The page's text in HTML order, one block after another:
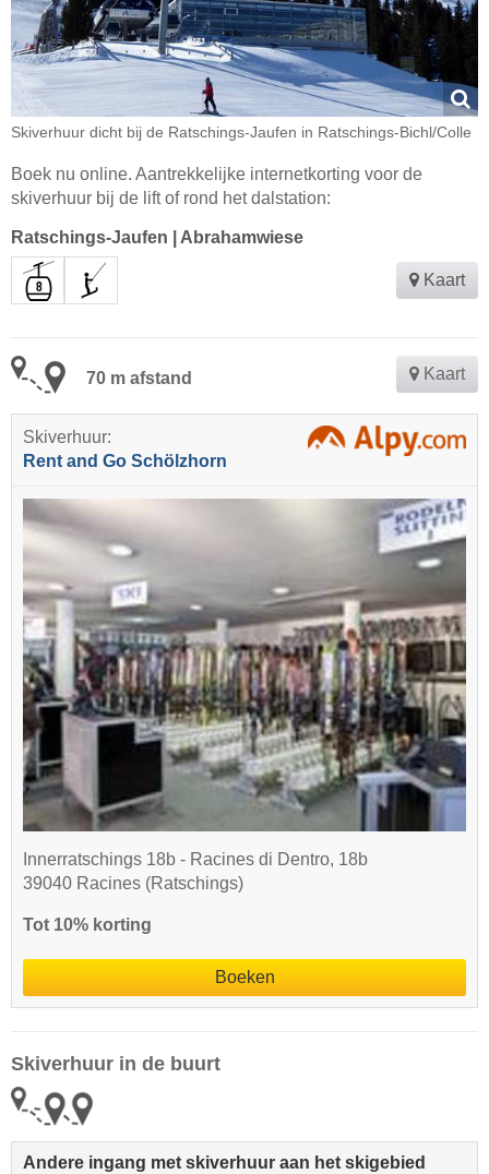
Skiverhuur dicht bij de Ratschings-Jaufen in Ratschings-Bichl/Colle
Boek nu online. Aantrekkelijke internetkorting voor de
skiverhuur bij de lift of rond het dalstation:
Ratschings-Jaufen Abrahamwiese
Kaart
70 m afstand Kaart
Skiverhuur:
Rent and Go Schölzhorn
Innerratschings 18b - Racines di Dentro, 18b
39040 Racines (Ratschings)
Tot 10% korting
Boeken
Skiverhuur in de buurt
Andere ingang met skiverhuur aan het skigebied